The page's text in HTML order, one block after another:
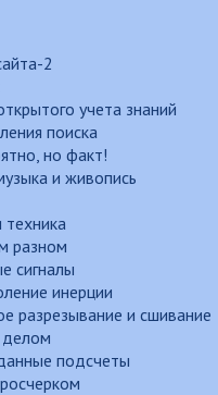
2
учета знаний
поиска
но факт!
и живопись
техника
разном
сигналы
инерции
разрезывание и сшивание
подсчеты